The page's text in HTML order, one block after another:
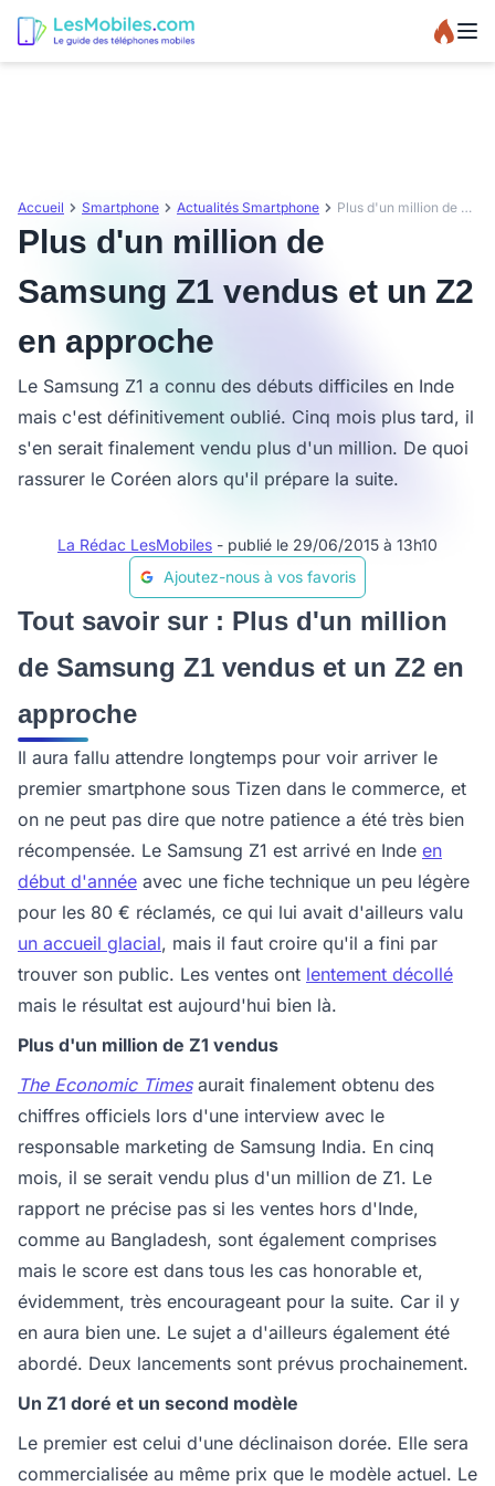
Accueil Smartphone Actualités Smartphone Plus d'un million de Samsung Z1 vendus et un Z2 en approche
Plus d'un million de
Samsung Z1 vendus et un Z2
en approche
Le Samsung Z1 a connu des débuts difficiles en Inde
mais c'est définitivement oublié. Cinq mois plus tard, il
s'en serait finalement vendu plus d'un million. De quoi
rassurer le Coréen alors qu'il prépare la suite.
La Rédac LesMobiles - publié le 29/06/2015 à 13h10
Ajoutez-nous à vos favoris
Tout savoir sur : Plus d'un million
de Samsung Z1 vendus et un Z2 en
approche
Il aura fallu attendre longtemps pour voir arriver le
premier smartphone sous Tizen dans le commerce, et
on ne peut pas dire que notre patience a été très bien
récompensée. Le Samsung Z1 est arrivé en Inde en
début d'année avec une fiche technique un peu légère
pour les 80 € réclamés, ce qui lui avait d'ailleurs valu
un accueil glacial, mais il faut croire qu'il a fini par
trouver son public. Les ventes ont lentement décollé
mais le résultat est aujourd'hui bien là.
Plus d'un million de Z1 vendus
The Economic Timesaurait finalement obtenu des
chiffres officiels lors d'une interview avec le
responsable marketing de Samsung India. En cinq
mois, il se serait vendu plus d'un million de Z1. Le
rapport ne précise pas si les ventes hors d'Inde,
comme au Bangladesh, sont également comprises
mais le score est dans tous les cas honorable et,
évidemment, très encourageant pour la suite. Car il y
en aura bien une. Le sujet a d'ailleurs également été
abordé. Deux lancements sont prévus prochainement.
Un Z1 doré et un second modèle
Le premier est celui d'une déclinaison dorée. Elle sera
commercialisée au même prix que le modèle actuel. Le